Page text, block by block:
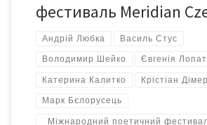
фестиваль Meridian
Андрій Любка Василь Стус
Володимир Шейко Євгенія
Катерина Калитко Крістіан Дімер
Марк Бєлорусець
Міжнародний поетичний